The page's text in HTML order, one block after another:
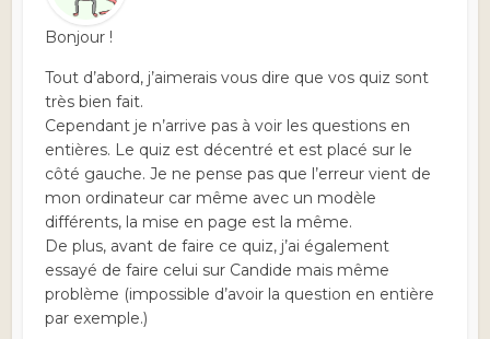
Bonjour !
Tout d’abord, j’aimerais vous dire que vos quiz sont
très bien fait.
Cependant je n’arrive pas à voir les questions en
entières. Le quiz est décentré et est placé sur le
côté gauche. Je ne pense pas que l’erreur vient de
mon ordinateur car même avec un modèle
différents, la mise en page est la même.
De plus, avant de faire ce quiz, j’ai également
essayé de faire celui sur Candide mais même
problème (impossible d’avoir la question en entière
par exemple.)